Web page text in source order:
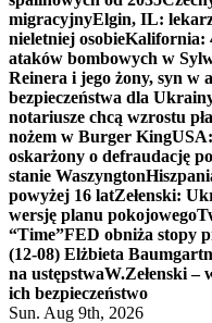
migracyjnyElgin, IL: lekarz
nieletniej osobieKalifornia:
ataków bombowych w
Reinera i jego żony, syn w
bezpieczeństwa dla
notariusze chcą wzrostu
nożem w Burger King
oskarżony o defraudację
stanie Waszyngton
powyżej 16 latZełenski:
wersję planu pokojowego
“Time”FED obniża stopy
(12-08) Elżbieta
na ustępstwaW.Zełenski –
ich bezpieczeństwo
Sun. Aug 9th, 2026